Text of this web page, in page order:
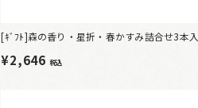
[ｷﾞﾌﾄ]森の香り・星折・春かすみ詰合せ3本入
¥2,646 税込